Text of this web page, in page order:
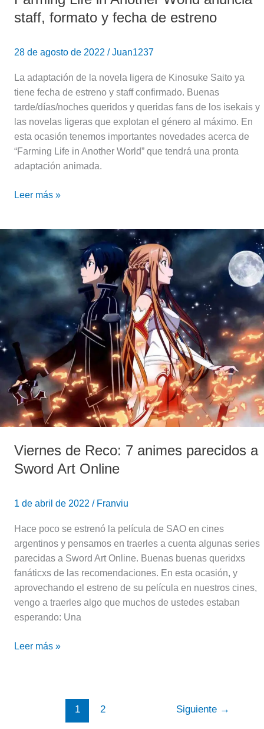
staff, formato y fecha de estreno
28 de agosto de 2022 /Juan1237
La adaptación de la novela ligera de Kinosuke Saito ya
tiene fecha de estreno y staff confirmado. Buenas
tarde/días/noches queridos y queridas fans de los isekais y
las novelas ligeras que explotan el género al máximo. En
esta ocasión tenemos importantes novedades acerca de
“Farming Life in Another World” que tendrá una pronta
adaptación animada.
Leer más »
Viernes de Reco: 7 animes parecidos a
Sword Art Online
1 de abril de 2022 / Franviu
Hace poco se estrenó la película de SAO en cines
argentinos y pensamos en traerles a cuenta algunas series
parecidas a Sword Art Online. Buenas buenas queridxs
fanáticxs de las recomendaciones. En esta ocasión, y
aprovechando el estreno de su película en nuestros cines,
vengo a traerles algo que muchos de ustedes estaban
esperando: Una
Viernes
Reco:
Art
Online
Leer más »
1 2 Siguiente →